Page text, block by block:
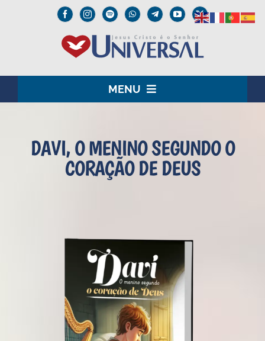
MENU
O SENHOR JESUS
INSTITUCIONAL
DOAÇÕES
Pesquisar
DAVI, O MENINO SEGUNDO O
CORAÇÃO DE DEUS